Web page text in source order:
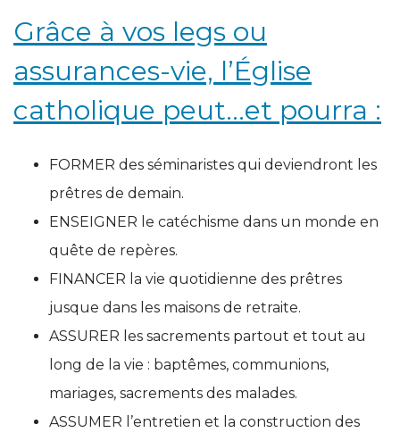
Grâce à vos legs ou
assurances-vie, l’Église
catholique peut...et pourra :
FORMER des séminaristes qui deviendront les
prêtres de demain.
ENSEIGNER le catéchisme dans un monde en
quête de repères.
FINANCER la vie quotidienne des prêtres
jusque dans les maisons de retraite.
ASSURER les sacrements partout et tout au
long de la vie : baptêmes, communions,
mariages, sacrements des malades.
ASSUMER l’entretien et la construction des